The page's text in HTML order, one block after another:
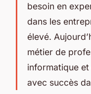
besoin en
dans les
élevé.
métier de
informatique
avec succès